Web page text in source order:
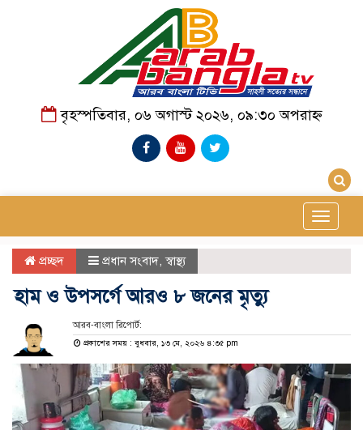
বৃহস্পতিবার, ০৬ অগাস্ট ২০২৬, ০৯:৩০ অপরাহ্ন
Toggle
প্রচ্ছদ প্রধান সংবাদ,স্বাস্থ্য
হাম ও উপসর্গে আরও ৮ জনের মৃত্যু
আরব-বাংলা রিপোর্ট:
প্রকাশের সময় : বুধবার, ১৩ মে, ২০২৬ ৪:৩৫ pm